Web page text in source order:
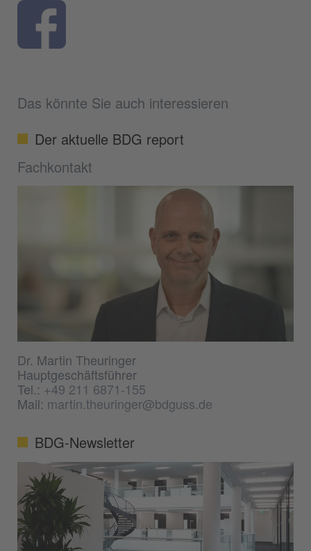
Das könnte Sie auch interessieren
Der aktuelle BDG report
Fachkontakt
Dr. Martin Theuringer
Hauptgeschäftsführer
Tel.:+49 211 6871-155
Mail: martin.theuringer@bdguss.de
BDG-Newsletter